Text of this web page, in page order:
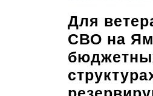
Для
СВО на